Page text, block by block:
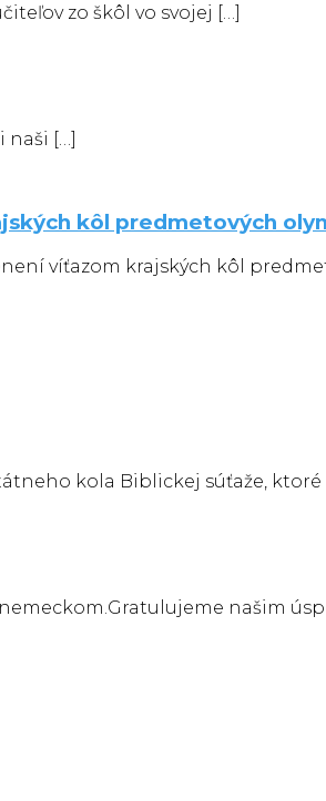
zo škôl vo svojej […]
naši […]
kôl predmetových
víťazom krajských kôl
kola Biblickej súťaže, ktoré
našim